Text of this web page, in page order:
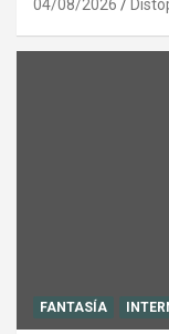
04/08/2026
FANTASÍA